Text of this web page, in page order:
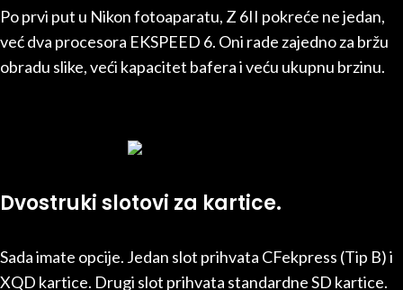
Po prvi put u Nikon fotoaparatu, Z 6II pokreće ne jedan,
već dva procesora EKSPEED 6. Oni rade zajedno za bržu
obradu slike, veći kapacitet bafera i veću ukupnu brzinu.
Dvostruki slotovi za kartice.
Sada imate opcije. Jedan slot prihvata CFekpress (Tip B) i
XQD kartice. Drugi slot prihvata standardne SD kartice.